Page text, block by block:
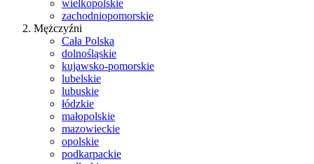
wielkopolskie
zachodniopomorskie
Mężczyźni
Cała Polska
dolnośląskie
kujawsko-pomorskie
lubelskie
lubuskie
łódzkie
małopolskie
mazowieckie
opolskie
podkarpackie